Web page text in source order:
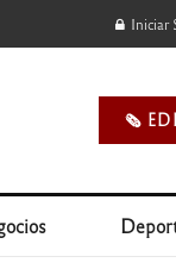
Iniciar
🗞️